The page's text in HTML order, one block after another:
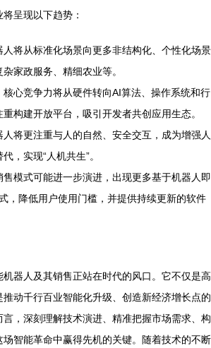
呈现以下趋势：
人将从标准化场景向更多非结构化、个性化场景
家政服务、精细农业等。
核心竞争力将从硬件转向AI算法、操作系统和行
构建开放平台，吸引开发者共创应用生态。
人将更注重与人的自然、安全交互，成为增强人
，实现“人机共生”。
售模式可能进一步演进，出现更多基于机器人即
，降低用户使用门槛，并提供持续更新的软件
器人及其销售正站在时代的风口。它不仅是高
动千行百业智能化升级、创造新经济增长点的
，深刻理解技术演进、精准把握市场需求、构
智能革命中赢得先机的关键。随着技术的不断